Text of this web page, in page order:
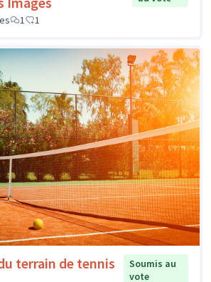
1 1
terrain de tennis
Soumis au
vote